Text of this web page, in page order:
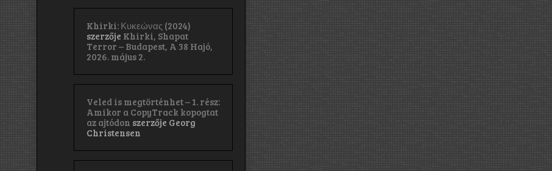
Khirki: Κ​υ​κ​ε​ώ​ν​α​ς (2024)
szerzője Khirki, Shapat
Terror – Budapest, A 38 Hajó,
2026. május 2.
Veled is megtörténhet – 1. rész:
Amikor a CopyTrack kopogtat
az ajtódon szerzője Georg
Christensen